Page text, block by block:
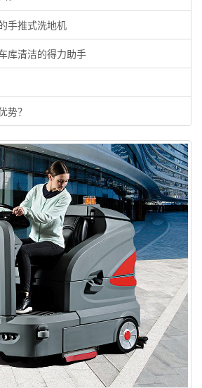
手推式洗地机
库清洁的得力助手
势？